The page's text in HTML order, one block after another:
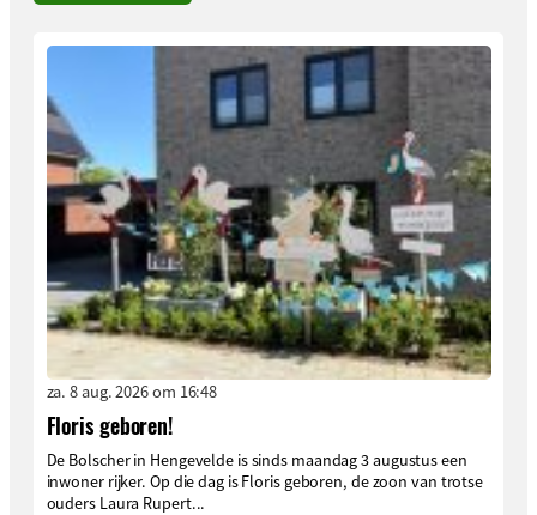
za. 8 aug. 2026 om 16:48
Floris geboren!
De Bolscher in Hengevelde is sinds maandag 3 augustus een
inwoner rijker. Op die dag is Floris geboren, de zoon van trotse
ouders Laura Rupert...